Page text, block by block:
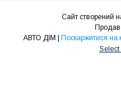
Сайт створений
АВТО ДІМ | Поскаржитися на
Select